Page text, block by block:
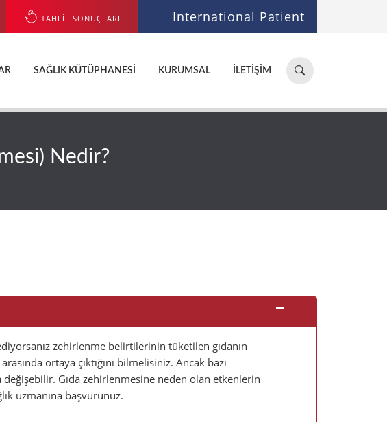
TAHLİL SONUÇLARI International Patient
Hastane,
doktor,
ara...
SAĞLIK KÜTÜPHANESI KURUMSAL İLETIŞIM
Nedir?
zehirlenme belirtilerinin tüketilen gıdanın
ortaya çıktığını bilmelisiniz. Ancak bazı
Gıda zehirlenmesine neden olan etkenlerin
uzmanına başvurunuz.